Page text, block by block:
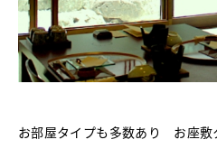
お部屋タイプも多数あり お座敷